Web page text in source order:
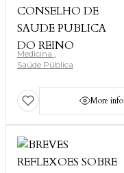
Medicina
Saúde Pública
More info